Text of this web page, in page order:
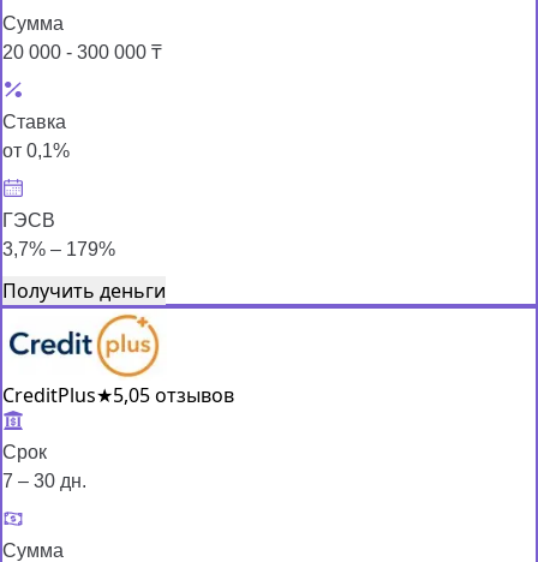
Сумма
20 000 - 300 000 ₸
Ставка
от 0,1%
ГЭСВ
3,7% – 179%
Получить деньги
CreditPlus★5,05 отзывов
Срок
7 – 30 дн.
Сумма